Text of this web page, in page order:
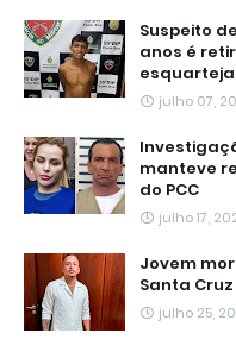
Suspeito
anos é
julho 07,
manteve
do PCC
julho 17,
Jovem
Santa
julho 25,